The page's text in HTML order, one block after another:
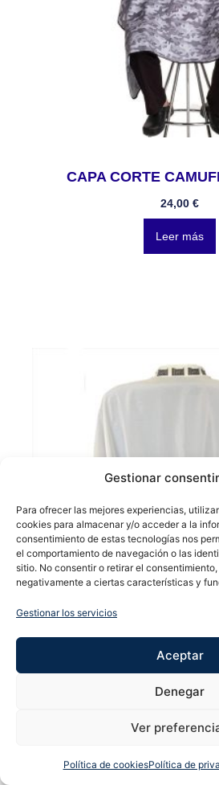
Gestionar
Para ofrecer las mejores experiencias,
cookies para almacenar y/o acceder a la
consentimiento de estas tecnologías nos
el comportamiento de navegación o las
sitio. No consentir o retirar el
negativamente a ciertas características y
Gestionar los servicios
Aceptar
Denegar
Ver
Política de cookiesPolítica de
CAPA CORTE
24,00 €
Leer más
CAPA CORTE ENGANCHE
WHITE
42,00€
Añadir al carrito